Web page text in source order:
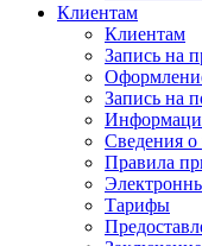
Клиентам
Клиентам
Запись на
Запись на
Сведения о
Правила
Тарифы